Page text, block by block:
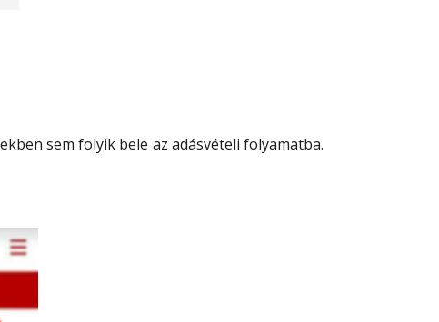
sem folyik bele az adásvételi folyamatba.